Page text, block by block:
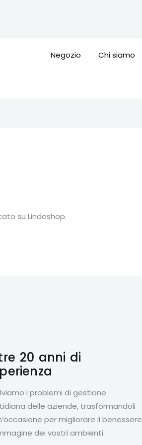
Negozio Chi siamo
su Lindoshop.
20 anni di
i problemi di gestione
delle aziende, trasformandoli
per migliorare il benessere
dei vostri ambienti.